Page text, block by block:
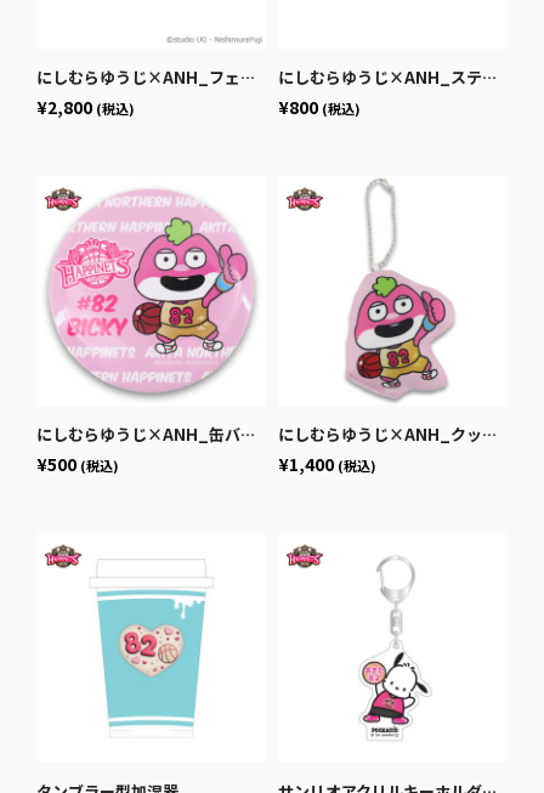
にしむらゆうじ×ANH_フェイスタオル
¥2,800 (税込)
にしむらゆうじ×ANH_ステッカーセット
¥800 (税込)
にしむらゆうじ×ANH_缶バッジ
¥500 (税込)
にしむらゆうじ×ANH_クッションキーホルダー
¥1,400 (税込)